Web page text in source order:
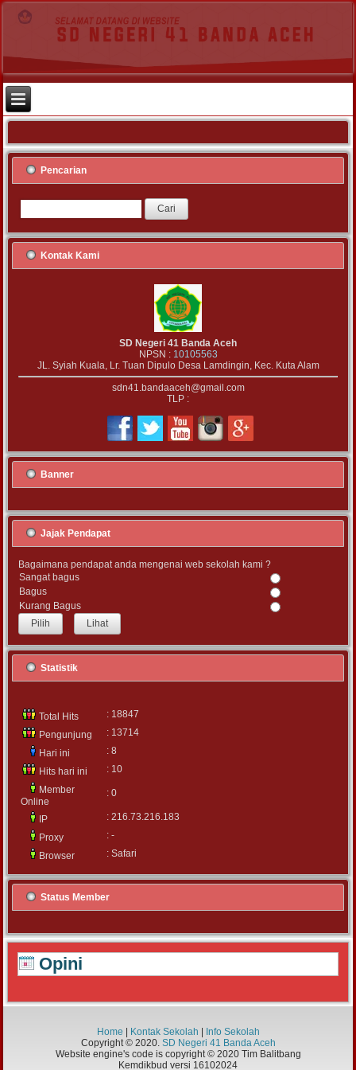
Pencarian
Kontak Kami
SD Negeri 41 Banda Aceh
NPSN : 10105563
JL. Syiah Kuala, Lr. Tuan Dipulo Desa Lamdingin, Kec. Kuta Alam
sdn41.bandaaceh@gmail.com
TLP :
Banner
Jajak Pendapat
Bagaimana pendapat anda mengenai web sekolah kami ?
Sangat bagus
Bagus
Kurang Bagus
Lihat
Statistik
Total Hits
: 18847
Pengunjung
: 13714
Hari ini
: 8
Hits hari ini
: 10
Member
Online
: 0
IP
: 216.73.216.183
Proxy
: -
Browser
: Safari
Status Member
Opini
Home Kontak Sekolah
Info Sekolah
Copyright © 2020. SD Negeri 41 Banda Aceh
Website engine's code is copyright © 2020 Tim Balitbang
Kemdikbud versi 16102024